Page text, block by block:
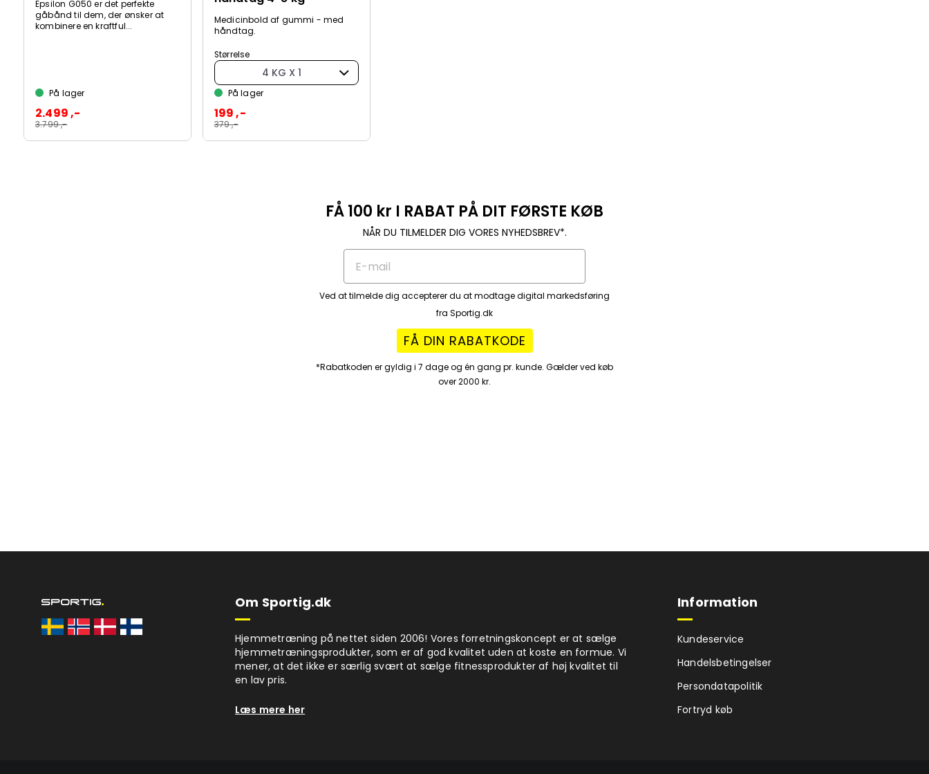
Epsilon G050 er det perfekte
gåbånd til dem, der ønsker at
kombinere en kraftful...
På lager
3.799 ,-
2.499 ,-
Medicinbold af gummi - med
håndtag.
Størrelse
4 KG X 1
På lager
379 ,-
199 ,-
FÅ 100 kr I RABAT PÅ DIT FØRSTE KØB
NÅR DU TILMELDER DIG VORES NYHEDSBREV*.
Ved at tilmelde dig accepterer du at modtage digital markedsføring
fra Sportig.dk
FÅ DIN RABATKODE
*Rabatkoden er gyldig i 7 dage og én gang pr. kunde. Gælder ved køb
over 2000 kr.
Om Sportig.dk
Hjemmetræning på nettet siden 2006! Vores forretningskoncept er at sælge
hjemmetræningsprodukter, som er af god kvalitet uden at koste en formue. Vi
mener, at det ikke er særlig svært at sælge fitnessprodukter af høj kvalitet til
en lav pris.
Læs mere her
Information
Kundeservice
Handelsbetingelser
Persondatapolitik
Fortryd køb